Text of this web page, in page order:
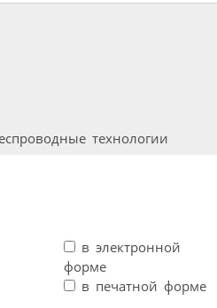
технологии
в электронной
форме
в печатной форме